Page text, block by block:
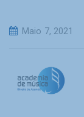
Maio 7, 2021